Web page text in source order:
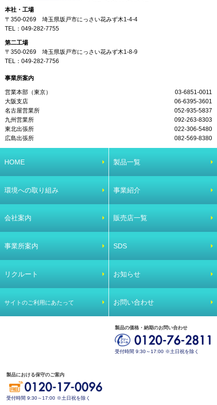
本社・工場
〒350-0269 埼玉県坂戸市にっさい花みず木1-4-4
TEL： 049-282-7755
第二工場
〒350-0269 埼玉県坂戸市にっさい花みず木1-8-9
TEL： 049-282-7756
事業所案内
営業本部（東京）
03-6851-0011
大阪支店
06-6395-3601
名古屋営業所
052-935-5837
九州営業所
092-263-8303
東北出張所
022-306-5480
広島出張所
082-569-8380
HOME 製品一覧
環境への取り組み 事業紹介
会社案内 販売店一覧
事業所案内 SDS
リクルート お知らせ
サイトのご利用にあたって お問い合わせ
製品の価格・納期のお問い合わせ
受付時間 9:30～17:00 ※土日祝を除く
製品における保守のご案内
受付時間 9:30～17:00 ※土日祝を除く